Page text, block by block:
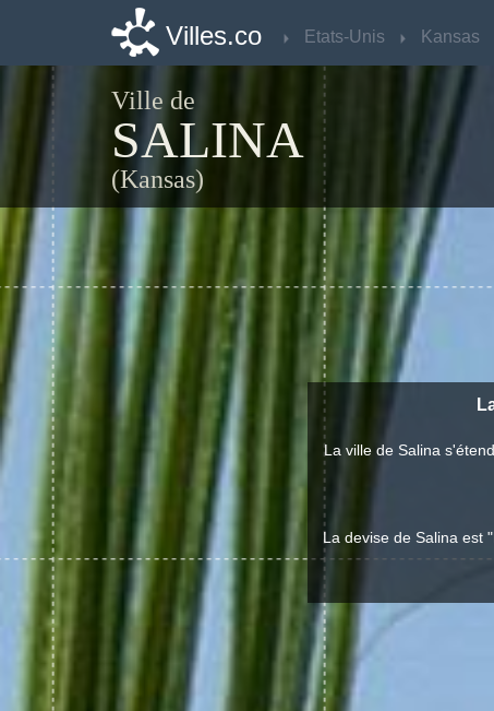
Villes.co Etats-Unis Kansas
Ville de
SALINA
(Kansas)
La ville de Salina
La devise de Salina est
Villes.co Etats-Unis Kansas